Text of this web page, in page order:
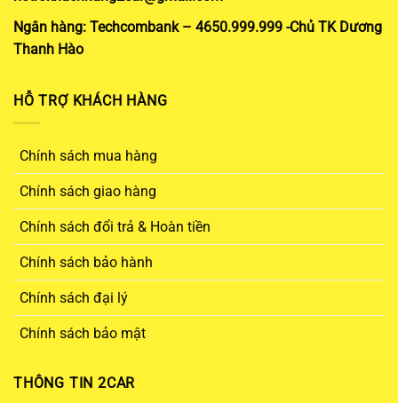
Ngân hàng: Techcombank – 4650.999.999 -Chủ TK Dương
Thanh Hào
HỖ TRỢ KHÁCH HÀNG
Chính sách mua hàng
Chính sách giao hàng
Chính sách đổi trả & Hoàn tiền
Chính sách bảo hành
Chính sách đại lý
Chính sách bảo mật
THÔNG TIN 2CAR